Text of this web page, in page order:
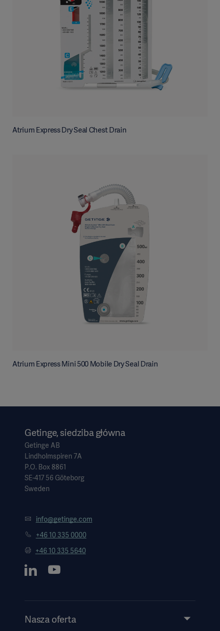
Atrium Express Dry Seal Chest Drain
Atrium Express Mini 500 Mobile Dry Seal Drain
Getinge, siedziba główna
Getinge AB
Lindholmspiren 7A
P.O. Box 8861
SE-417 56 Göteborg
Sweden
info@getinge.com
+46 10 335 0000
+46 10 335 5640
Nasza oferta